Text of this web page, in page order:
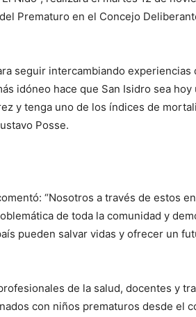
Prematuro en el Concejo
seguir intercambiando experiencias
idóneo hace que San Isidro sea
y tenga uno de los índices de
Posse.
“Nosotros a través de estos
de toda la comunidad y
pueden salvar vidas y ofrecer un
de la salud, docentes y
con niños prematuros desde el